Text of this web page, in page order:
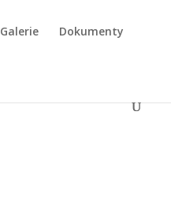
Galerie Dokumenty